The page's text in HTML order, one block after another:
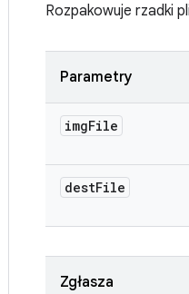
Rozpakowuje rzadki
Parametry
imgFile
destFile
Zgłasza